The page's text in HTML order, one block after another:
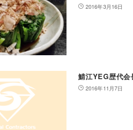
2016年3月16日
鯖江YEG歴代会
2016年11月7日